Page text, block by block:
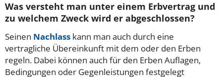
Was versteht man unter einem Erbvertrag und
zu welchem Zweck wird er abgeschlossen?
Seinen Nachlass kann man auch durch eine
vertragliche Übereinkunft mit dem oder den Erben
regeln. Dabei können auch für den Erben Auflagen,
Bedingungen oder Gegenleistungen festgelegt